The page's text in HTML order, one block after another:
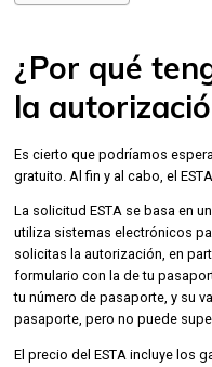
¿Por qué
la
Es cierto que podríamos
gratuito. Al fin y al cabo, el
La solicitud ESTA se basa en
utiliza sistemas electrónicos
solicitas la autorización, en
formulario con la de tu
tu número de pasaporte, y su
pasaporte, pero no puede
El precio del ESTA incluye los